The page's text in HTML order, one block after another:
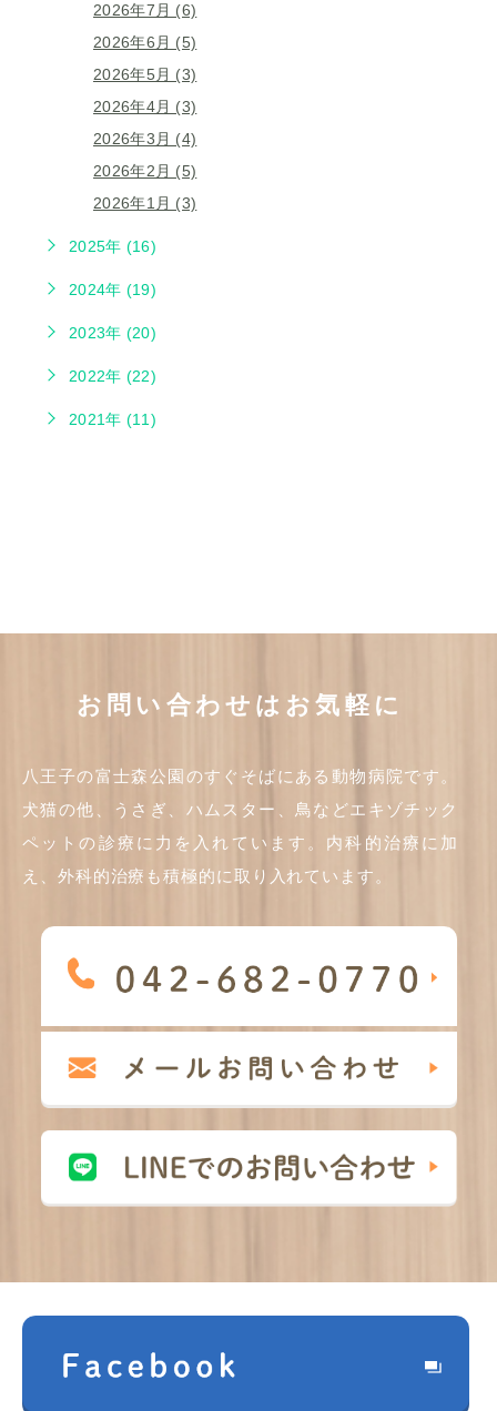
2026年7月 (6)
2026年6月 (5)
2026年5月 (3)
2026年4月 (3)
2026年3月 (4)
2026年2月 (5)
2026年1月 (3)
2025年 (16)
2024年 (19)
2023年 (20)
2022年 (22)
2021年 (11)
お問い合わせはお気軽に
八王子の富士森公園のすぐそばにある動物病院です。
犬猫の他、うさぎ、ハムスター、鳥などエキゾチック
ペットの診療に力を入れています。内科的治療に加
え、外科的治療も積極的に取り入れています。